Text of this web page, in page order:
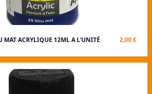
MAT ACRYLIQUE 12ML A L'UNITÉ 2,00 €